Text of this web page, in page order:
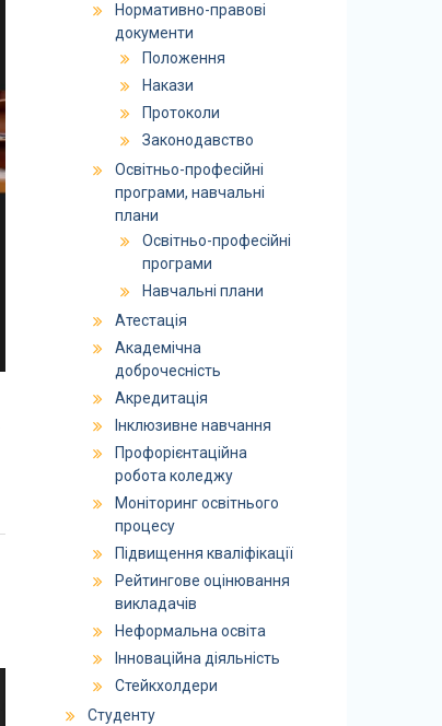
Нормативно-правові
документи
Положення
Накази
Протоколи
Законодавство
Освітньо-професійні
програми, навчальні
плани
Освітньо-професійні
програми
Навчальні плани
Атестація
Академічна
доброчесність
Акредитація
Інклюзивне навчання
Профорієнтаційна
робота коледжу
Моніторинг освітнього
процесу
Підвищення кваліфікації
Рейтингове оцінювання
викладачів
Неформальна освіта
Інноваційна діяльність
Стейкхолдери
Студенту